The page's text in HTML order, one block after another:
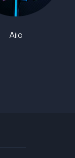
Aiio